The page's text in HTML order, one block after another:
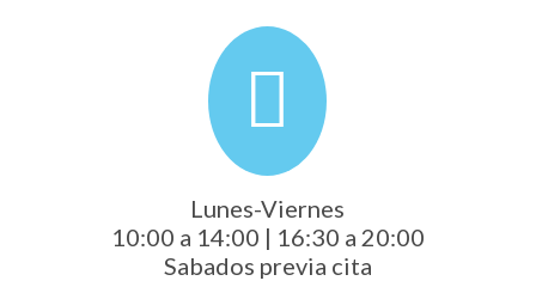
Lunes-Viernes
10:00 a 14:00 | 16:30 a 20:00
Sabados previa cita